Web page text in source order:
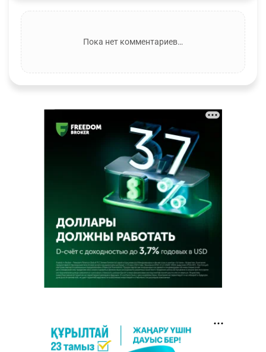
Пока нет комментариев…